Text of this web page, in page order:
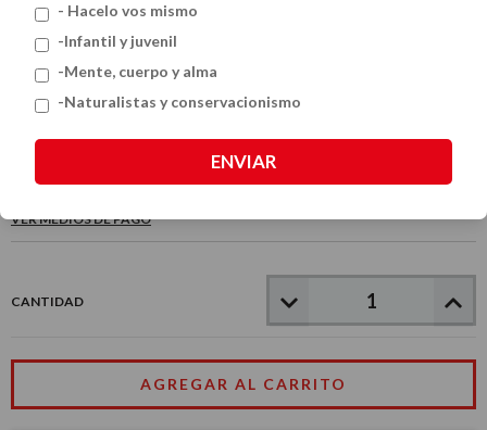
Cactus argentinos - 30 Especies
emblemáticas de nuestro país.
VER MEDIOS DE PAGO
CANTIDAD
- Hacelo vos mismo
-Infantil y juvenil
-Mente, cuerpo y alma
-Naturalistas y conservacionismo
ENVIAR